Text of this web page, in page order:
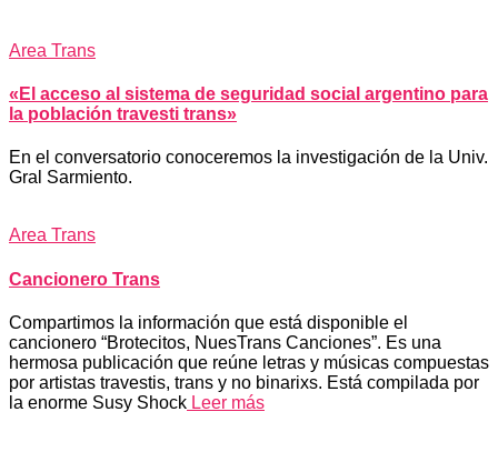
Area Trans
«El acceso al sistema de seguridad social argentino para
la población travesti trans»
En el conversatorio conoceremos la investigación de la Univ.
Gral Sarmiento.
Area Trans
Cancionero Trans
Compartimos la información que está disponible el
cancionero “Brotecitos, NuesTrans Canciones”. Es una
hermosa publicación que reúne letras y músicas compuestas
por artistas travestis, trans y no binarixs. Está compilada por
la enorme Susy Shock Leer más